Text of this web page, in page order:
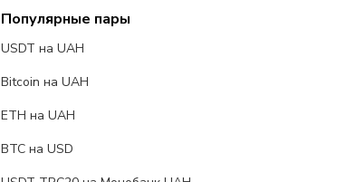
Популярные пары
USDT на UAH
Bitcoin на UAH
ETH на UAH
BTC на USD